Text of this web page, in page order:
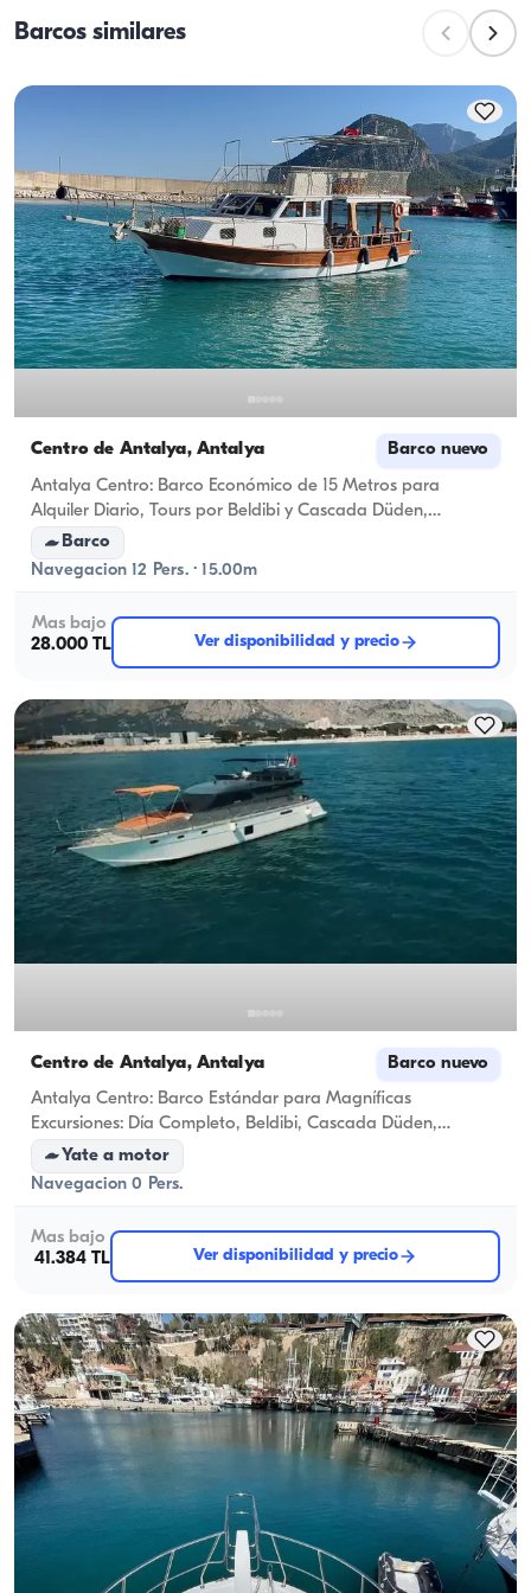
número máximo de pasajeros en excursiones
capacidad de alojamiento; para alquileres diurnos se
Barcos similares
Centro de Antalya, Antalya Barco nuevo
Antalya Centro: Barco Económico de 15 Metros para
Alquiler Diario, Tours por Beldibi y Cascada Düden,
Celebraciones de Atardecer y Aniversario
Barco
Navegacion 12 Pers. · 15.00m
Mas bajo
28.000 TL
Ver disponibilidad y precio
Centro de Antalya, Antalya Barco nuevo
Antalya Centro: Barco Estándar para Magníficas
Excursiones: Día Completo, Beldibi, Cascada Düden,
Atardecer, Propuesta de Matrimonio, Paquetes de
Cumpleaños y Despedida de Soltera
Yate a motor
Navegacion 0 Pers.
Mas bajo
41.384 TL
Ver disponibilidad y precio